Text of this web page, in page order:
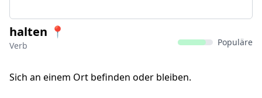
halten 📍
Verb Populäre
Sich an einem Ort befinden oder bleiben.